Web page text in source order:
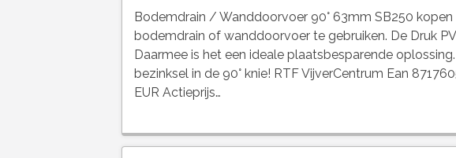
Bodemdrain / Wanddoorvoer 90° 63mm SB250
bodemdrain of wanddoorvoer te gebruiken. De Druk
Daarmee is het een ideale plaatsbesparende
bezinksel in de 90° knie! RTF VijverCentrum Ean
EUR Actieprijs…